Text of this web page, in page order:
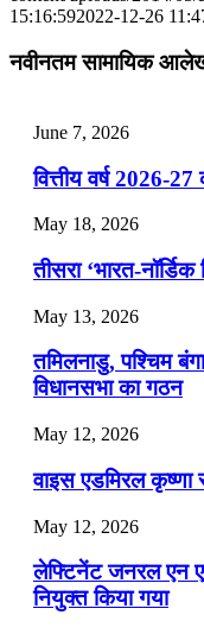
📝 डेली करेंट
July 28, 2026
📝 डेली करेंट
📝 डेली करेंट
15:16:592022-12-26
नवीनतम सामायिक
June 7, 2026
वित्तीय वर्ष 2026-27
May 18, 2026
तीसरा ‘भारत-
May 13, 2026
तमिलनाडु, पश्चिम
विधानसभा का गठन
May 12, 2026
वाइस एडमिरल कृष्णा
May 12, 2026
लेफ्टिनेंट जनरल एन
नियुक्त किया गया